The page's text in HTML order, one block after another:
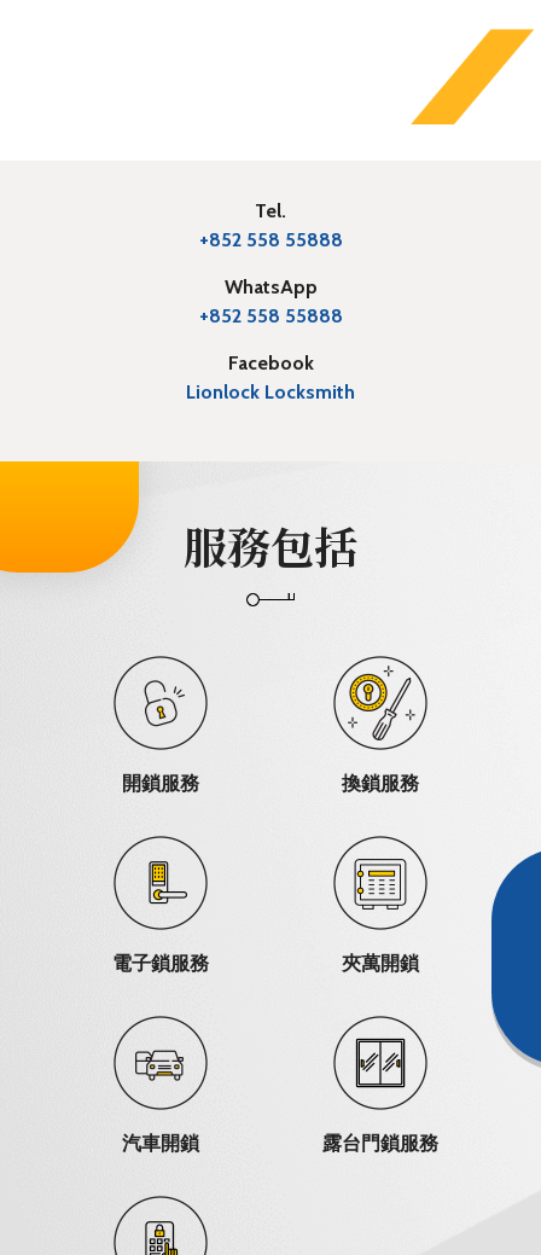
Tel.
+852 558 55888
WhatsApp
+852 558 55888
Facebook
Lionlock Locksmith
服務包括
開鎖服務 換鎖服務
電子鎖服務 夾萬開鎖
汽車開鎖 露台門鎖服務